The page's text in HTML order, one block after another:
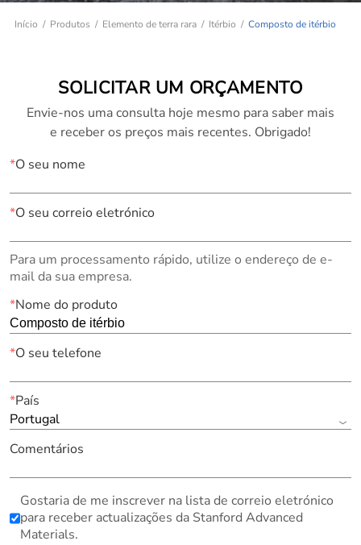
Início Produtos Elemento de terra rara Itérbio Composto de itérbio
SOLICITAR UM ORÇAMENTO
Envie-nos uma consulta hoje mesmo para saber mais
e receber os preços mais recentes. Obrigado!
*O seu nome
*O seu correio eletrónico
Para um processamento rápido, utilize o endereço de e-
mail da sua empresa.
*Nome do produto
*O seu telefone
*País
Portugal
Comentários
Gostaria de me inscrever na lista de correio eletrónico
para receber actualizações da Stanford Advanced
Materials.